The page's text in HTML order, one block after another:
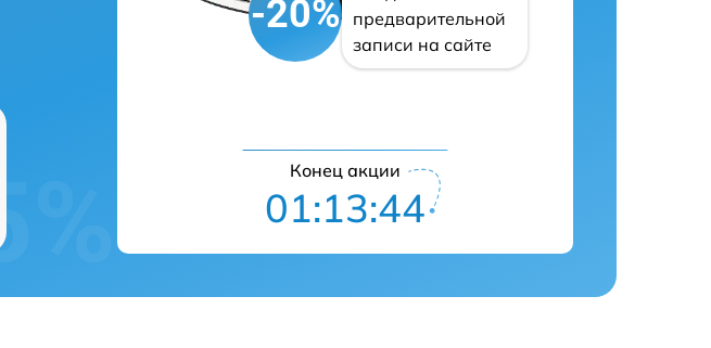
-20%
предварительной
записи на сайте
Конец акции
01:13:43